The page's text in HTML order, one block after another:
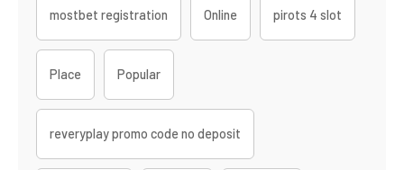
mostbet registration Online pirots 4 slot
Place Popular
reveryplay promo code no deposit